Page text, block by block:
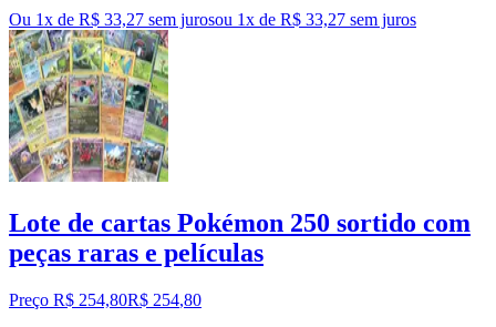
Ou 1x de R$ 33,27 sem jurosou 1x de R$ 33,27 sem juros
Lote de cartas Pokémon 250 sortido com
peças raras e películas
Preço R$ 254,80R$ 254,80